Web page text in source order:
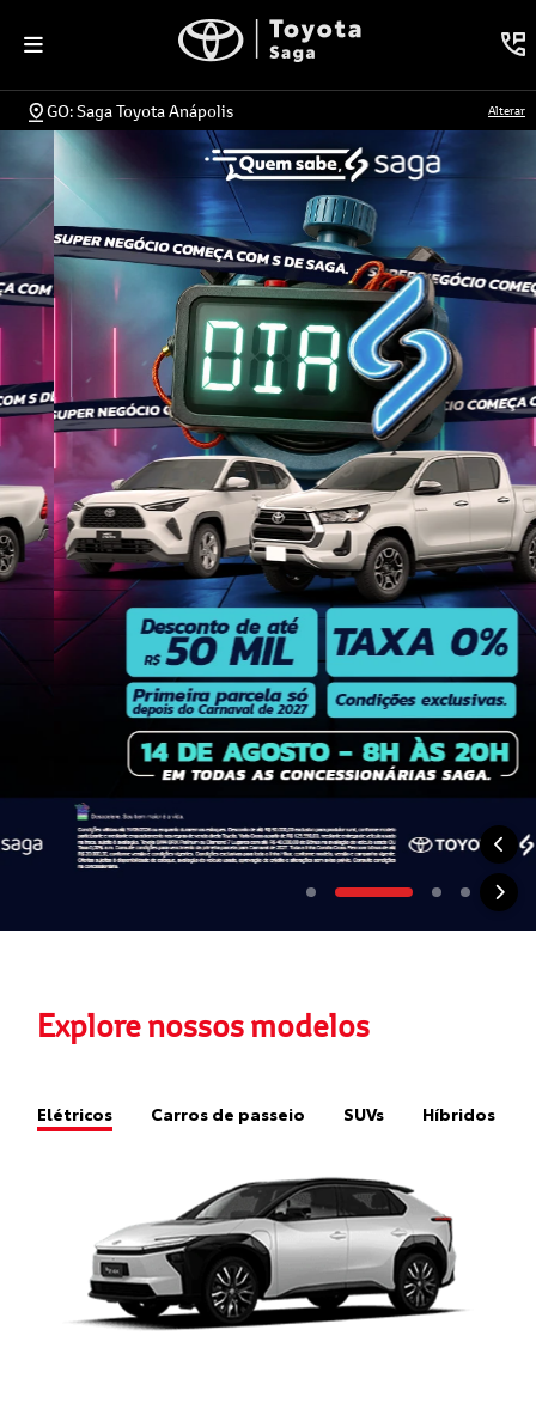
GO: Saga Toyota Anápolis Alterar
Explore nossos modelos
Elétricos Carros de passeio SUVs Híbridos